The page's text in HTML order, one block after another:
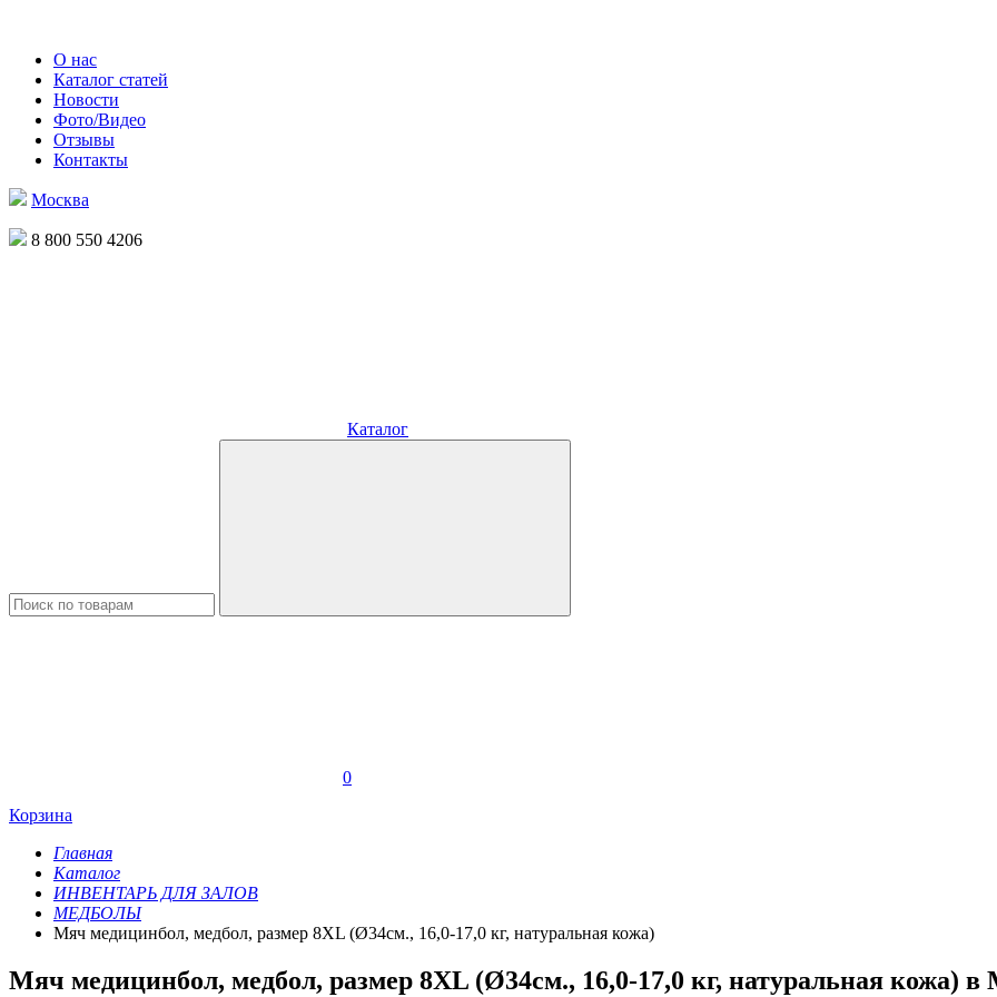
О нас
Каталог статей
Новости
Фото/Видео
Отзывы
Контакты
Москва
8 800 550 4206
Каталог
0
Корзина
Главная
Каталог
ИНВЕНТАРЬ ДЛЯ ЗАЛОВ
МЕДБОЛЫ
Мяч медицинбол, медбол, размер 8XL (Ø34см., 16,0-17,0 кг, натуральная кожа)
Мяч медицинбол, медбол, размер 8XL (Ø34см., 16,0-17,0 кг, натуральная кожа) в